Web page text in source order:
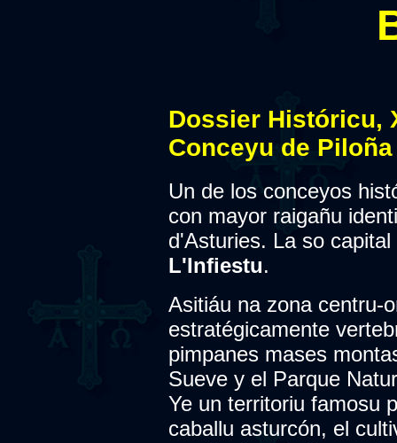
Dossier Históricu,
Conceyu de
Un de los conceyos
con mayor raigañu
d'Asturies. La so
L'Infiestu.
Asitiáu na zona centru-
estratégicamente
pimpanes mases
Sueve y el Parque
Ye un territoriu famosu
caballu asturcón, el